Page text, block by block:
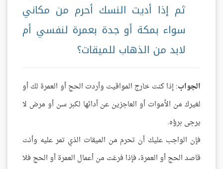
ثم إذا أديت النسك أحرم من مكاني
سواء بمكة أو جدة بعمرة لنفسي أم
لابد من الذهاب للميقات؟
الجواب: إذا كنت خارج المواقيت وأردت الحج أو العمرة لك أو
لغيرك من الأموات أو العاجزين عن أدائها لكبر سن أو مرض لا
يرجى برؤه.
فإن الواجب عليك أن تحرم من الميقات الذي تمر عليه وأنت
قاصد الحج أو العمرة، فإذا فرغت من أعمال العمرة أو الحج فلا